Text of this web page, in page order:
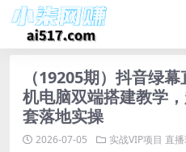
（19205期）抖音绿
机电脑双端搭建教学
套落地实操
2026-07-05 实战VIP项目 直